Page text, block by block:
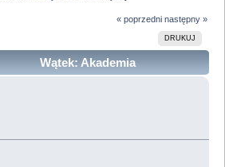
« poprzedni następny »
DRUKUJ
Wątek: Akademia
nieutracony: Wśród umarłych]
razy)